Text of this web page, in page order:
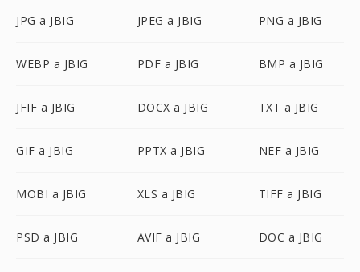
JPG a JBIG JPEG a JBIG PNG a JBIG
WEBP a JBIG PDF a JBIG BMP a JBIG
JFIF a JBIG DOCX a JBIG TXT a JBIG
GIF a JBIG PPTX a JBIG NEF a JBIG
MOBI a JBIG XLS a JBIG TIFF a JBIG
PSD a JBIG AVIF a JBIG DOC a JBIG